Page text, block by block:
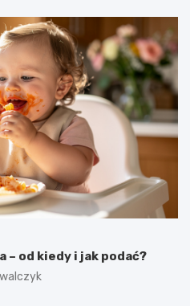
od kiedy i jak podać?